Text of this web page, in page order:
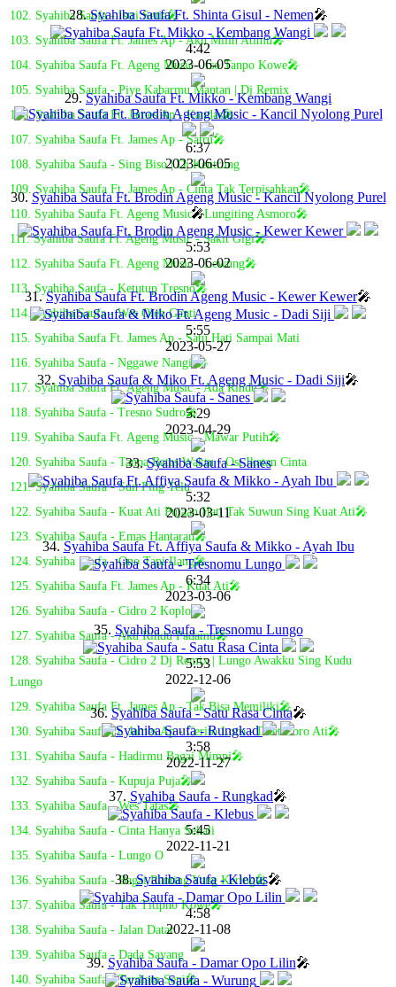
102. Syahiba Saufa - Istri Setia🎤
103. Syahiba Saufa Ft. James Ap - Aku Milih Atimu🎤
104. Syahiba Saufa Ft. Ageng Music - Iso Tanpo Kowe🎤
105. Syahiba Saufa - Piye Kabarmu Mantan | Dj Remix
106. Syahiba Saufa Ft. James Ap - Kandas🎤
107. Syahiba Saufa Ft. James Ap - Satru🎤
108. Syahiba Saufa - Sing Biso | Dj Kentrung
109. Syahiba Saufa Ft. James Ap - Cinta Tak Terpisahkan🎤
110. Syahiba Saufa Ft. Ageng Music - Lungiting Asmoro🎤
111. Syahiba Saufa Ft. Ageng Music - Sakit Gigi🎤
112. Syahiba Saufa Ft. Ageng Music - Lewung🎤
113. Syahiba Saufa - Ketutup Tresno🎤
114. Syahiba Saufa - Wes Oleh Ganti
115. Syahiba Saufa Ft. James Ap - Satu Hati Sampai Mati
116. Syahiba Saufa - Nggawe Nangis🎤
117. Syahiba Saufa Ft. Ageng Music - Ada Rindu🎤
118. Syahiba Saufa - Tresno Sudro🎤
119. Syahiba Saufa Ft. Ageng Music - Mawar Putih🎤
120. Syahiba Saufa - Tanpa Batas Waktu - Ost Ikatan Cinta
121. Syahiba Saufa - Sun Ping Telu
122. Syahiba Saufa - Kuat Ati Pujaan Hati Tak Suwun Sing Kuat Ati🎤
123. Syahiba Saufa - Emas Hantaran🎤
124. Syahiba Saufa - Ono Tapi Ilang🎤
125. Syahiba Saufa Ft. James Ap - Kuat Ati🎤
126. Syahiba Saufa - Cidro 2 Koplo🎤
127. Syahiba Saufa - Aku Rindu Padamu🎤
128. Syahiba Saufa - Cidro 2 Dj Remix | Lungo Awakku Sing Kudu
Lungo
129. Syahiba Saufa Ft. James Ap - Tak Bisa Memiliki🎤
130. Syahiba Saufa Ft. James Ap - Cerito Loro - Duet Loro Ati🎤
131. Syahiba Saufa - Hadirmu Bagai Mimpi🎤
132. Syahiba Saufa - Kupuja Puja🎤
133. Syahiba Saufa - Wes Tatas🎤
134. Syahiba Saufa - Cinta Hanya Sekali
135. Syahiba Saufa - Lungo O
136. Syahiba Saufa - Bagai Ranting Yang Kering🎤
137. Syahiba Saufa - Tak Titipno Kowe🎤
138. Syahiba Saufa - Jalan Datar
139. Syahiba Saufa - Dada Sayang
140. Syahiba Saufa - Terdiam Sepi🎤
28.Syahiba Saufa Ft. Shinta Gisul - Nemen🎤
4:42
2023-06-05
29.Syahiba Saufa Ft. Mikko - Kembang Wangi
6:37
2023-06-05
30.Syahiba Saufa Ft. Brodin Ageng Music - Kancil Nyolong Purel
🎤
5:53
2023-06-02
31.Syahiba Saufa Ft. Brodin Ageng Music - Kewer Kewer🎤
5:55
2023-05-27
32. Syahiba Saufa & Miko Ft. Ageng Music - Dadi Siji🎤
5:29
2023-04-29
33.Syahiba Saufa - Sanes
5:32
2023-03-11
34. Syahiba Saufa Ft. Affiya Saufa & Mikko - Ayah Ibu
6:34
2023-03-06
35. Syahiba Saufa - Tresnomu Lungo
5:53
2022-12-06
36.Syahiba Saufa - Satu Rasa Cinta🎤
3:58
2022-11-27
37. Syahiba Saufa - Rungkad🎤
5:45
2022-11-21
38.Syahiba Saufa - Klebus🎤
4:58
2022-11-08
39.Syahiba Saufa - Damar Opo Lilin🎤